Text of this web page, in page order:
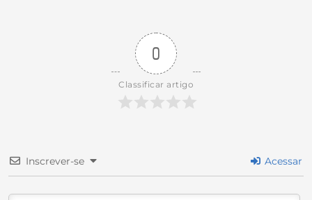
0
Classificar artigo
Inscrever-se Acessar